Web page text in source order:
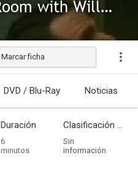
Panic Room with Will Ferrell
Marcar ficha
DVD / Blu-Ray Noticias
Duración
6
minutos
Clasificación por edades
Sin
información